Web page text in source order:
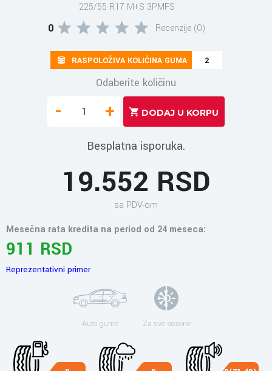
225/55 R17 M+S 3PMFS
0 Recenzije (0)
RASPOLOŽIVA KOLIČINA GUMA 2
Odaberite količinu
- +
Besplatna isporuka.
19.552 RSD
sa PDV-om
Mesečna rata kredita na period od 24 meseca:
911 RSD
Reprezentativni primer
Auto gume Za sve sezone